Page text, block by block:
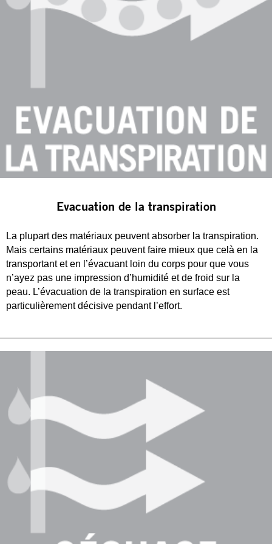
Evacuation de la transpiration
La plupart des matériaux peuvent absorber la transpiration.
Mais certains matériaux peuvent faire mieux que celà en la
transportant et en l’évacuant loin du corps pour que vous
n’ayez pas une impression d’humidité et de froid sur la
peau. L’évacuation de la transpiration en surface est
particulièrement décisive pendant l’effort.